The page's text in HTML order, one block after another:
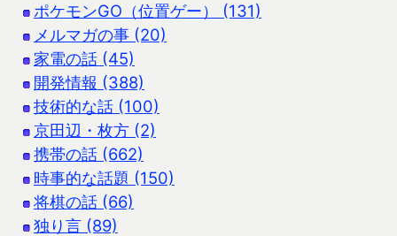
ポケモンGO（位置ゲー） (131)
メルマガの事 (20)
家電の話 (45)
開発情報 (388)
技術的な話 (100)
京田辺・枚方 (2)
携帯の話 (662)
時事的な話題 (150)
将棋の話 (66)
独り言 (89)